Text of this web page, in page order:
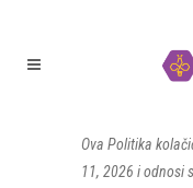
Ova Politika
11, 2026 i odnosi